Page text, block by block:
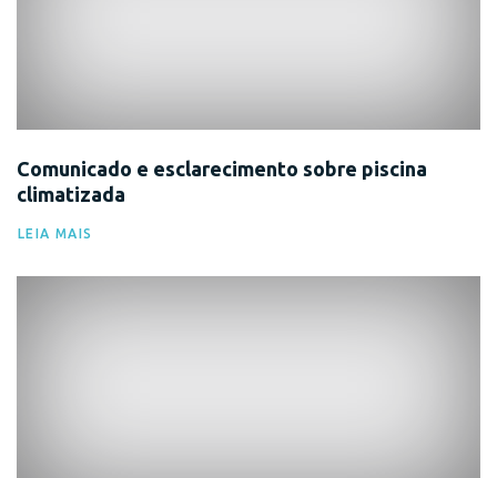
Comunicado e esclarecimento sobre piscina
climatizada
LEIA MAISComunicado